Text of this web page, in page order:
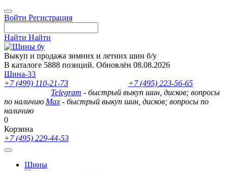
Войти Регистрация
Найти Найти
Выкуп и продажа зимних и летних шин б/у
В каталоге 5888 позиций. Обновлён 08.08.2026
Шина-33
+7 (499) 110-21-73
+7 (495) 223-56-65
Telegram - быстрый выкуп шин, дисков; вопросы
по наличию Max - быстрый выкуп шин, дисков; вопросы по
наличию
0
Корзина
+7 (495) 229-44-53
Шины